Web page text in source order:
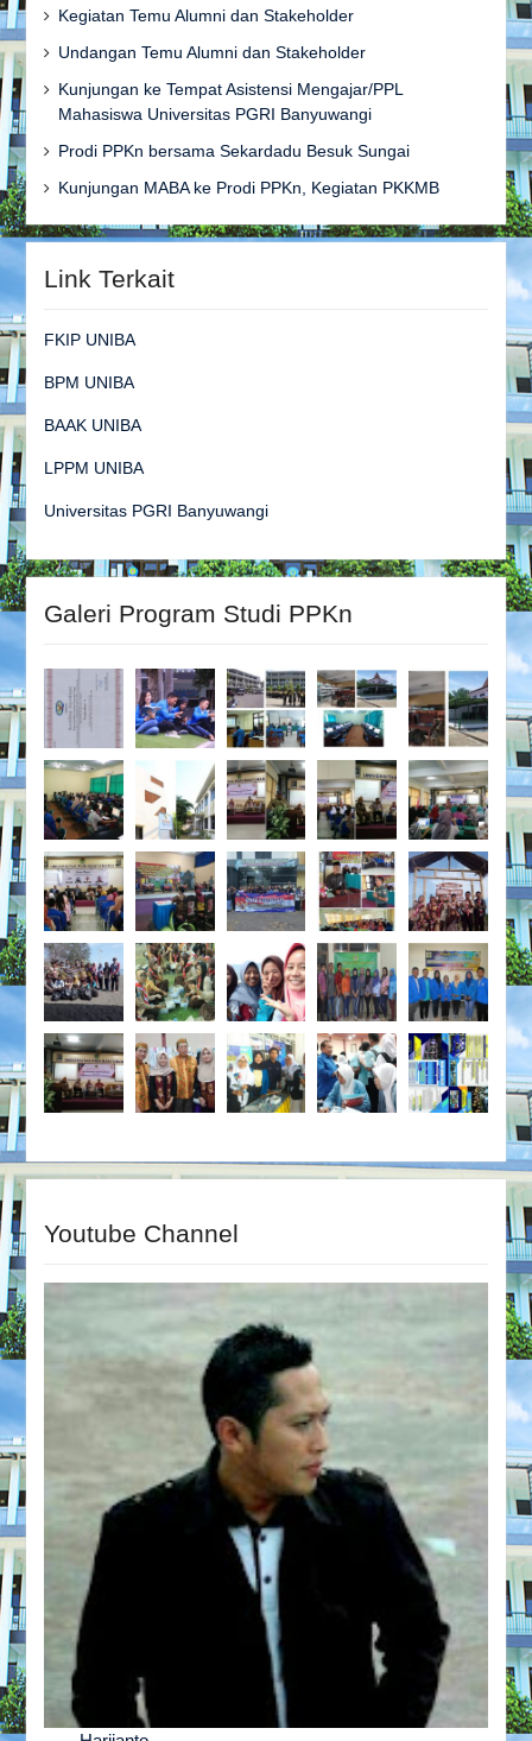
Kegiatan Temu Alumni dan Stakeholder
Undangan Temu Alumni dan Stakeholder
Kunjungan ke Tempat Asistensi Mengajar/PPL
Mahasiswa Universitas PGRI Banyuwangi
Prodi PPKn bersama Sekardadu Besuk Sungai
Kunjungan MABA ke Prodi PPKn, Kegiatan PKKMB
Link Terkait
FKIP UNIBA
BPM UNIBA
BAAK UNIBA
LPPM UNIBA
Universitas PGRI Banyuwangi
Galeri Program Studi PPKn
Youtube Channel